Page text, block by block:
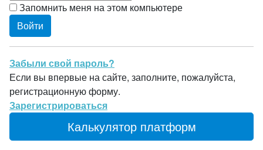
Запомнить меня на этом компьютере
Забыли свой пароль?
Если вы впервые на сайте, заполните, пожалуйста,
регистрационную форму.
Зарегистрироваться
Калькулятор платформ